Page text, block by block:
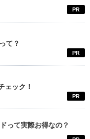
PR
て？
PR
ェック！
PR
って実際お得なの？